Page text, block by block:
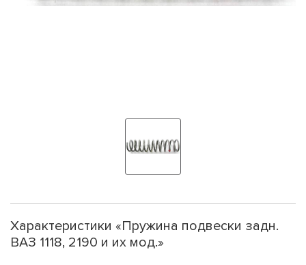
Характеристики «Пружина подвески задн.
ВАЗ 1118, 2190 и их мод.»